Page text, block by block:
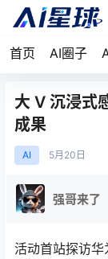
首页 AI圈子
大 V 沉浸式
成果
AI 5月 20日
强哥来了
活动首站探访